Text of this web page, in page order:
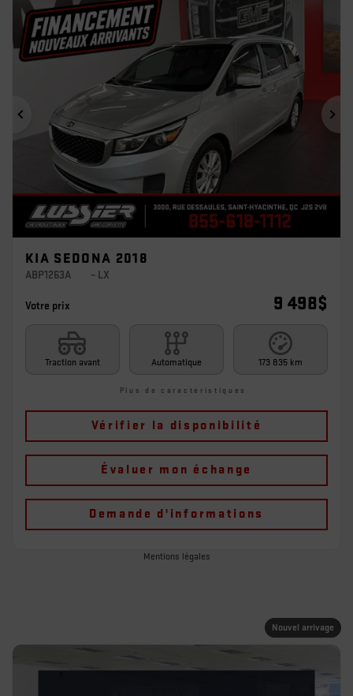
Précédent
KIA SEDONA 2018
ABP1263A – LX
Votre prix 9 498$
Traction avant Automatique 173 835 km
Plus de caractéristiques
Vérifier la disponibilité
Évaluer mon échange
Demande d'informations
Mentions légales
Nouvel arrivage